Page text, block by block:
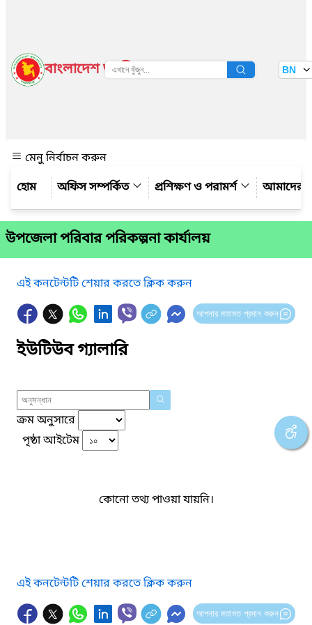
বাংলাদেশ জাতীয় তথ্য বাতায়ন BN
মেনু নির্বাচন করুন
অফিস সম্পর্কিত
প্রশিক্ষণ ও পরামর্শ আমাদের
উপজেলা পরিবার পরিকল্পনা কার্যালয়
এই কনটেন্টটি শেয়ার করতে ক্লিক করুন
আপনার মতামত প্রদান করুন
ইউটিউব গ্যালারি
ক্রম অনুসারে
পৃষ্ঠা আইটেম
কোনো তথ্য পাওয়া যায়নি।
এই কনটেন্টটি শেয়ার করতে ক্লিক করুন
আপনার মতামত প্রদান করুন